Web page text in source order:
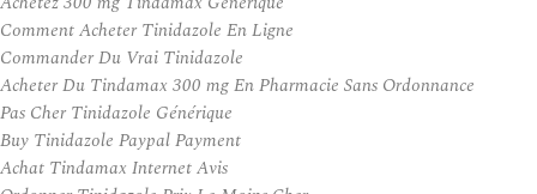
Comment Acheter Tinidazole En Ligne
Commander Du Vrai Tinidazole
Acheter Du Tindamax 300 mg En Pharmacie Sans Ordonnance
Pas Cher Tinidazole Générique
Buy Tinidazole Paypal Payment
Achat Tindamax Internet Avis